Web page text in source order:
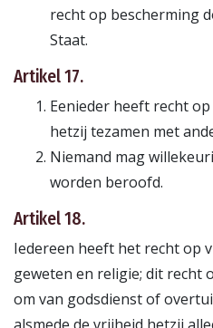
recht op bescherming
Staat.
Artikel 17.
Eenieder heeft recht
hetzij tezamen met
Niemand mag
worden beroofd.
Artikel 18.
Iedereen heeft het recht op
geweten en religie; dit recht
om van godsdienst of